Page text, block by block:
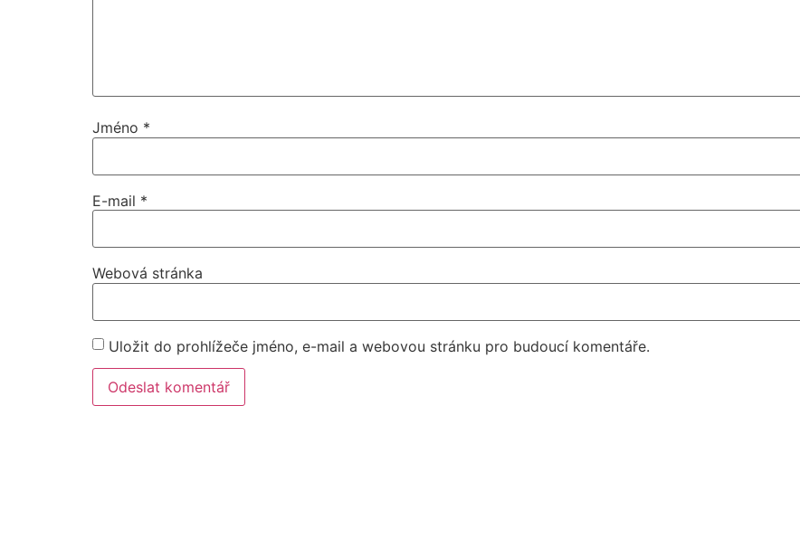
Jméno *
E-mail *
Webová stránka
Uložit do prohlížeče jméno, e-mail a webovou stránku pro budoucí komentáře.